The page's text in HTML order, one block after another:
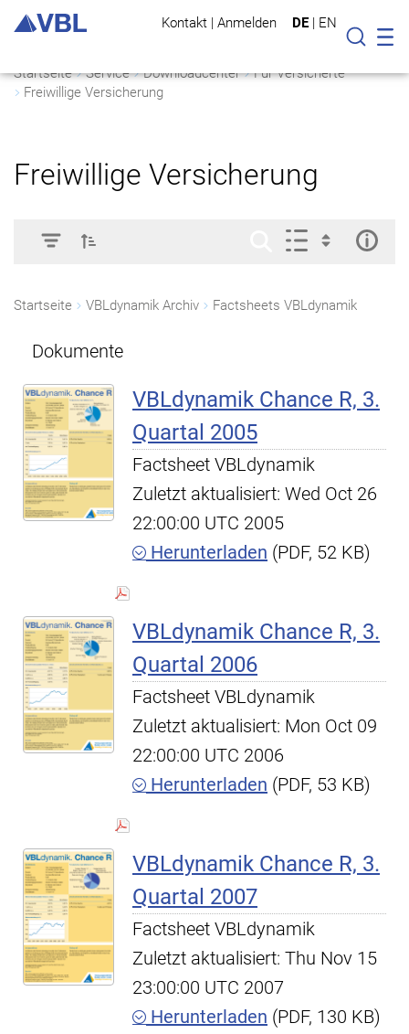
Kontakt | Anmelden DE | EN
Suche
Startseite Service Downloadcenter
Für Versicherte
Freiwillige Versicherung
Freiwillige Versicherung
Startseite VBLdynamik Archiv Factsheets VBLdynamik
Dokumente
VBLdynamik Chance R, 3.
Quartal 2005
Factsheet VBLdynamik
Zuletzt aktualisiert: Wed Oct 26
22:00:00 UTC 2005
Herunterladen (PDF, 52 KB)
VBLdynamik Chance R, 3.
Quartal 2006
Factsheet VBLdynamik
Zuletzt aktualisiert: Mon Oct 09
22:00:00 UTC 2006
Herunterladen (PDF, 53 KB)
VBLdynamik Chance R, 3.
Quartal 2007
Factsheet VBLdynamik
Zuletzt aktualisiert: Thu Nov 15
23:00:00 UTC 2007
Herunterladen (PDF, 130 KB)